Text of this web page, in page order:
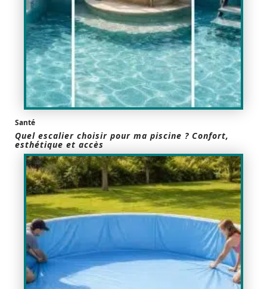
Santé
Quel escalier choisir pour ma piscine ? Confort,
esthétique et accès